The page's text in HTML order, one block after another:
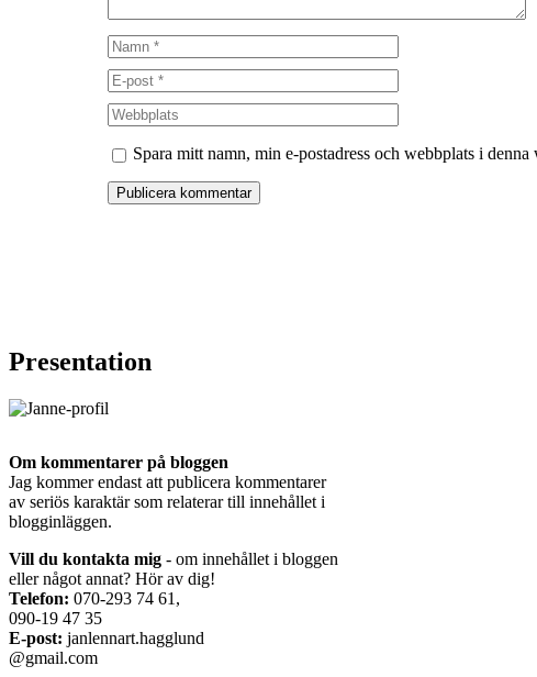
Namn
E-
post
Webbplats
Spara mitt namn, min e-postadress och webbplats i
Presentation
Om kommentarer på bloggen
Jag kommer endast att publicera kommentarer
av seriös karaktär som relaterar till innehållet i
blogginläggen.
Vill du kontakta mig - om innehållet i bloggen
eller något annat? Hör av dig!
Telefon: 070-293 74 61,
090-19 47 35
E-post: janlennart.hagglund
@gmail.com